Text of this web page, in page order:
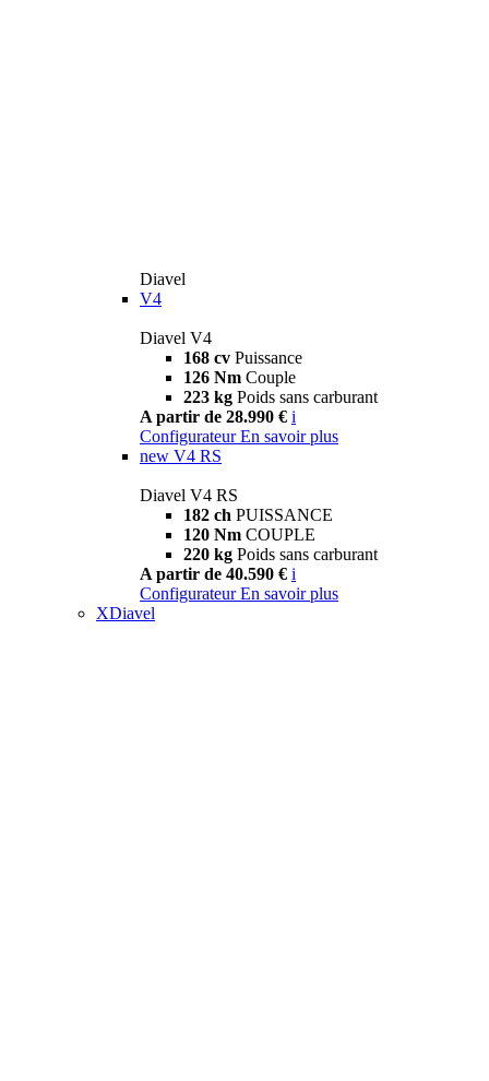
Diavel
V4
Diavel V4
168 cv Puissance
126 Nm Couple
223 kg Poids sans carburant
A partir de 28.990 € i
Configurateur En savoir plus
new V4 RS
Diavel V4 RS
182 ch PUISSANCE
120 Nm COUPLE
220 kg Poids sans carburant
A partir de 40.590 € i
Configurateur En savoir plus
XDiavel